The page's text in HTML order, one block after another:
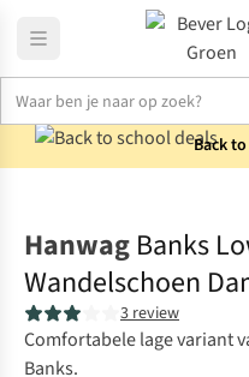
Back
Hanwag Banks
Wandelschoen
3 review
Comfortabele lage variant
Banks.